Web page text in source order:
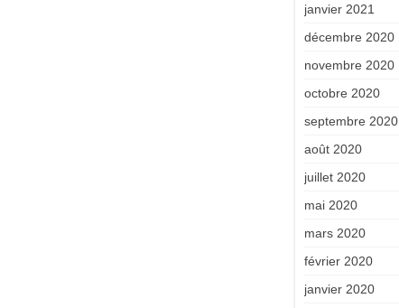
janvier 2021
décembre 2020
novembre 2020
octobre 2020
septembre 2020
août 2020
juillet 2020
mai 2020
mars 2020
février 2020
janvier 2020